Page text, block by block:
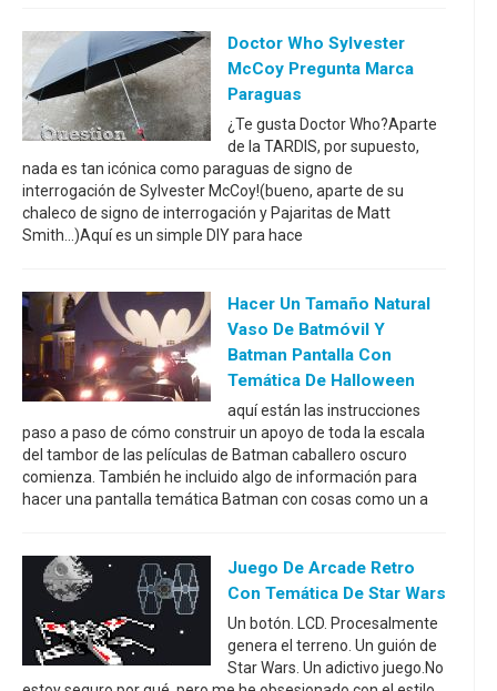
Doctor Who Sylvester
McCoy Pregunta Marca
Paraguas
¿Te gusta Doctor Who?Aparte
de la TARDIS, por supuesto,
nada es tan icónica como paraguas de signo de
interrogación de Sylvester McCoy!(bueno, aparte de su
chaleco de signo de interrogación y Pajaritas de Matt
Smith...)Aquí es un simple DIY para hace
Hacer Un Tamaño Natural
Vaso De Batmóvil Y
Batman Pantalla Con
Temática De Halloween
aquí están las instrucciones
paso a paso de cómo construir un apoyo de toda la escala
del tambor de las películas de Batman caballero oscuro
comienza. También he incluido algo de información para
hacer una pantalla temática Batman con cosas como un a
Juego De Arcade Retro
Con Temática De Star Wars
Un botón. LCD. Procesalmente
genera el terreno. Un guión de
Star Wars. Un adictivo juego.No